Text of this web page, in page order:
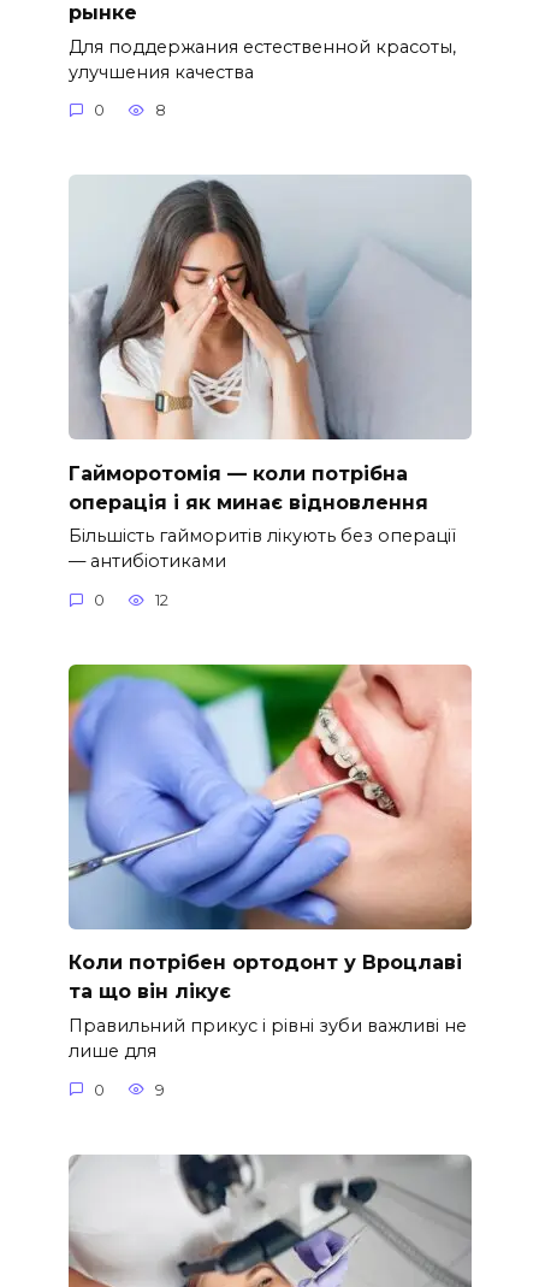
рынке
Для поддержания естественной красоты,
улучшения качества
0 8
Гайморотомія — коли потрібна
операція і як минає відновлення
Більшість гайморитів лікують без операції
— антибіотиками
0 12
Коли потрібен ортодонт у Вроцлаві
та що він лікує
Правильний прикус і рівні зуби важливі не
лише для
0 9